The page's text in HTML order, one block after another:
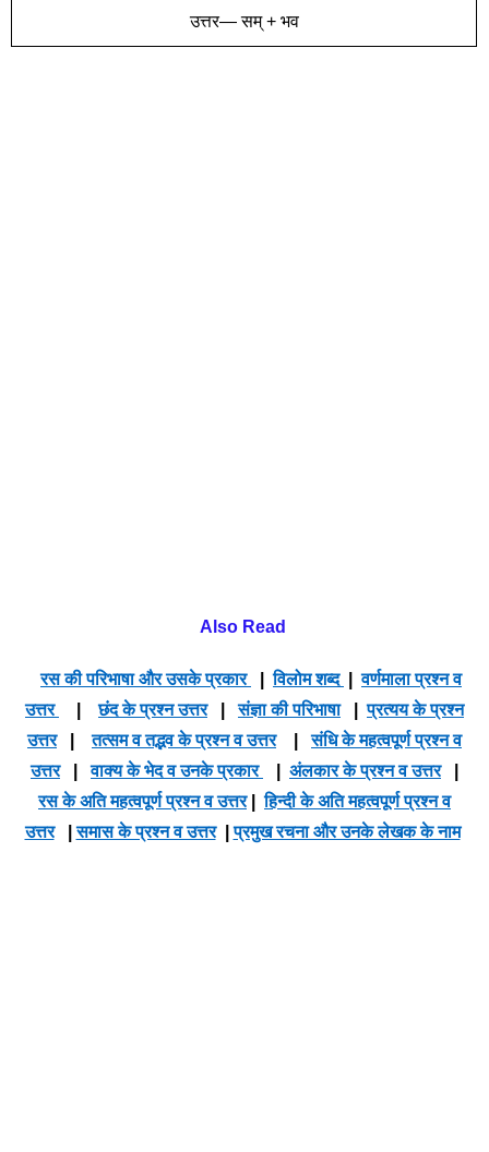
उत्तर— सम् + भव
Also Read
रस की परिभाषा और उसके प्रकार |विलोम शब्द |वर्णमाला प्रश्न व
उत्तर
|छंद के प्रश्न उत्तर|संज्ञा की परिभाषा|प्रत्यय के प्रश्न
उत्तर|तत्सम व तद्भव के प्रश्न व उत्तर|संधि के महत्वपूर्ण प्रश्न व
उत्तर|वाक्य के भेद व उनके प्रकार अंलकार के प्रश्न व उत्तर|
रस के अति महत्वपूर्ण प्रश्न व उत्तर|हिन्दी के अति महत्वपूर्ण प्रश्न व
उत्तर|समास के प्रश्न व उत्तर|प्रमुख रचना और उनके लेखक के नाम